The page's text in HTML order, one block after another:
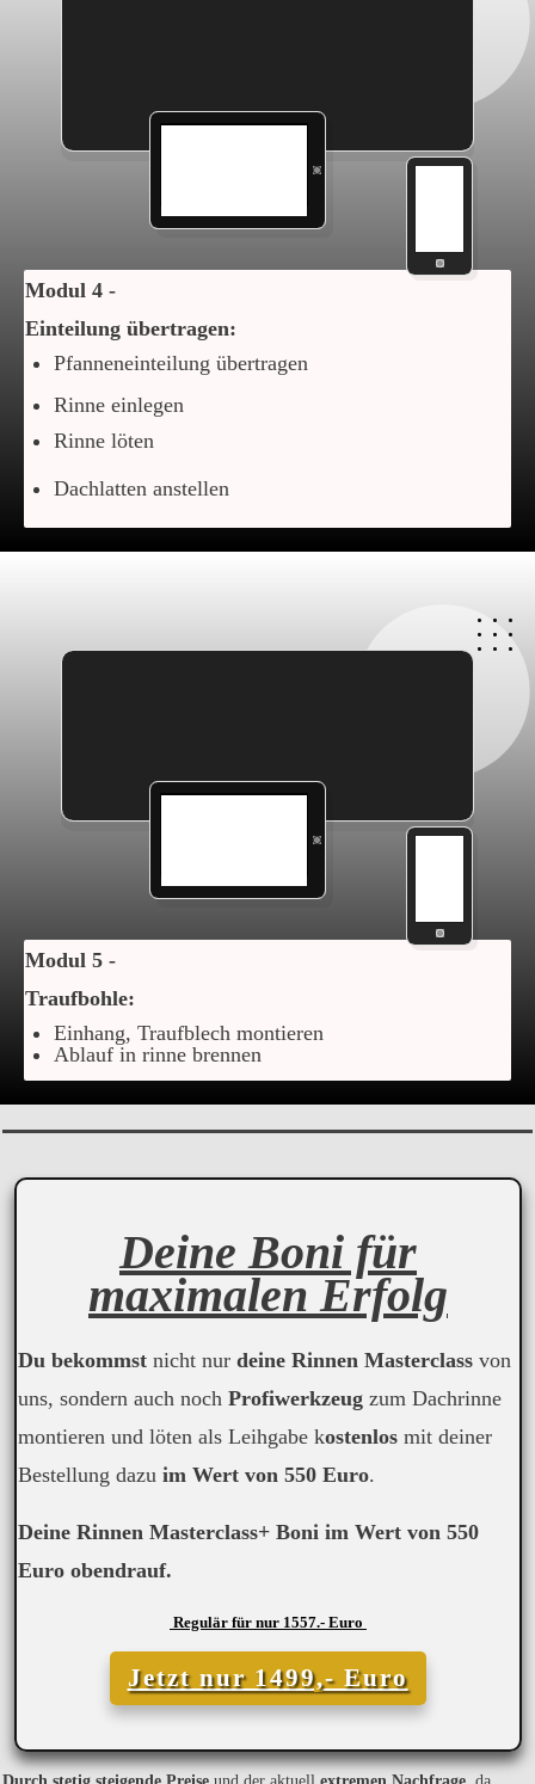
Modul 4 -
Einteilung übertragen:
Pfanneneinteilung übertragen
Rinne einlegen
Rinne löten
Dachlatten anstellen
Modul 5 -
Traufbohle:
Einhang, Traufblech montieren
Ablauf in rinne brennen
Deine Boni für
maximalen Erfolg
Du bekommst nicht nur deine Rinnen Masterclass von
uns, sondern auch noch Profiwerkzeug zum Dachrinne
montieren und löten als Leihgabe kostenlos mit deiner
Bestellung dazu im Wert von 550 Euro.
Deine Rinnen Masterclass+ Boni im Wert von 550
Euro obendrauf.
Regulär für nur 1557.- Euro
Jetzt nur 1499,- Euro